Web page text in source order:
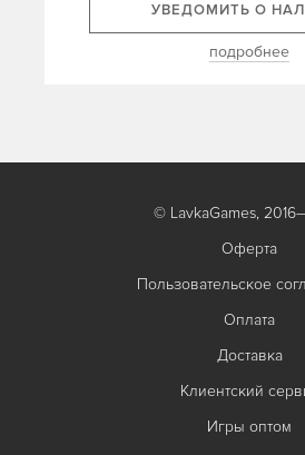
УВЕДОМИТЬ О
подробнее
© LavkaGames,
Оферта
Пользовательское
Оплата
Доставка
Клиентский
Игры оптом